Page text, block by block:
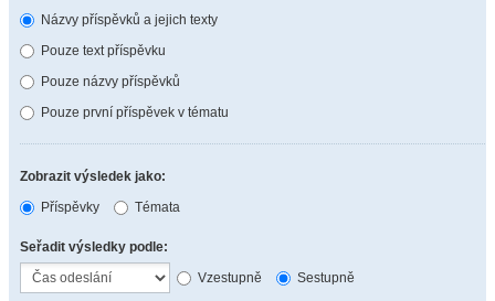
Názvy příspěvků a jejich texty
Pouze text příspěvku
Pouze názvy příspěvků
Pouze první příspěvek v tématu
Zobrazit výsledek jako:
Příspěvky
Témata
Seřadit výsledky podle:
Vzestupně
Sestupně